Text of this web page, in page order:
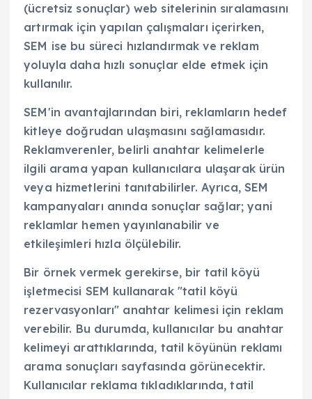
(ücretsiz sonuçlar) web sitelerinin sıralamasını
artırmak için yapılan çalışmaları içerirken,
SEM ise bu süreci hızlandırmak ve reklam
yoluyla daha hızlı sonuçlar elde etmek için
kullanılır.
SEM'in avantajlarından biri, reklamların hedef
kitleye doğrudan ulaşmasını sağlamasıdır.
Reklamverenler, belirli anahtar kelimelerle
ilgili arama yapan kullanıcılara ulaşarak ürün
veya hizmetlerini tanıtabilirler. Ayrıca, SEM
kampanyaları anında sonuçlar sağlar; yani
reklamlar hemen yayınlanabilir ve
etkileşimleri hızla ölçülebilir.
Bir örnek vermek gerekirse, bir tatil köyü
işletmecisi SEM kullanarak "tatil köyü
rezervasyonları" anahtar kelimesi için reklam
verebilir. Bu durumda, kullanıcılar bu anahtar
kelimeyi arattıklarında, tatil köyünün reklamı
arama sonuçları sayfasında görünecektir.
Kullanıcılar reklama tıkladıklarında, tatil